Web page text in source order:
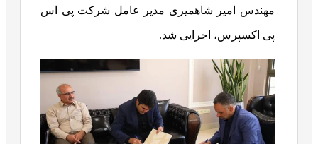
مهندس امیر شاهمیری مدیر عامل شرکت پی اس
پی اکسپرس، اجرایی شد.